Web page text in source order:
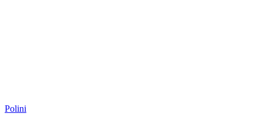
Polini